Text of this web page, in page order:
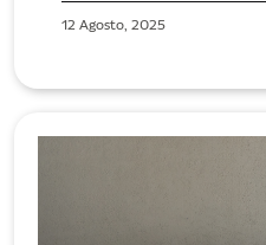
12 Agosto, 2025